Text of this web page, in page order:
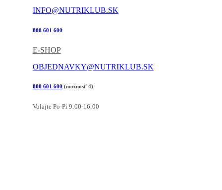
INFO@NUTRIKLUB.SK
800 601 600
E-SHOP
OBJEDNAVKY@NUTRIKLUB.SK
800 601 600 (možnosť 4)
Volajte Po-Pi 9:00-16:00